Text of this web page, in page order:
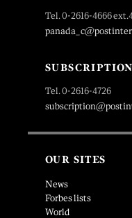
Tel. 0-2616-4666
Tel. 0-2616-4726
OUR SITES
News
Forbes lists
World